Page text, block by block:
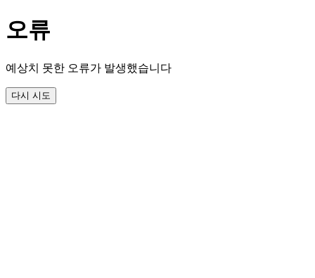
오류
예상치 못한 오류가 발생했습니다
다시 시도